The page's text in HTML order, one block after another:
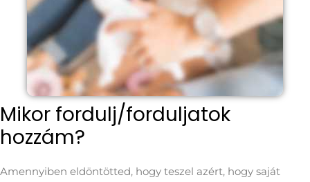
Mikor fordulj/forduljatok
hozzám?
Amennyiben eldöntötted, hogy teszel azért, hogy saját